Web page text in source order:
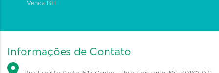
Venda BH
Informações de Contato